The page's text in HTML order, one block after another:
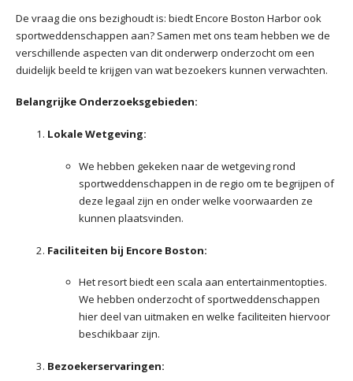
De vraag die ons bezighoudt is: biedt Encore Boston Harbor ook
sportweddenschappen aan? Samen met ons team hebben we de
verschillende aspecten van dit onderwerp onderzocht om een
duidelijk beeld te krijgen van wat bezoekers kunnen verwachten.
Belangrijke Onderzoeksgebieden:
Lokale Wetgeving:
We hebben gekeken naar de wetgeving rond
sportweddenschappen in de regio om te begrijpen of
deze legaal zijn en onder welke voorwaarden ze
kunnen plaatsvinden.
Faciliteiten bij Encore Boston:
Het resort biedt een scala aan entertainmentopties.
We hebben onderzocht of sportweddenschappen
hier deel van uitmaken en welke faciliteiten hiervoor
beschikbaar zijn.
Bezoekerservaringen: